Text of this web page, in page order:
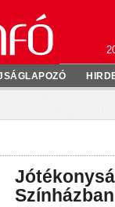
Színházban